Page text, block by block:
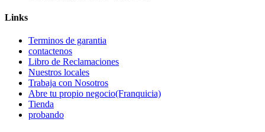
Links
Terminos de garantia
contactenos
Libro de Reclamaciones
Nuestros locales
Trabaja con Nosotros
Abre tu propio negocio(Franquicia)
Tienda
probando